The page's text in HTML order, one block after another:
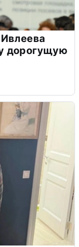
дорогущую